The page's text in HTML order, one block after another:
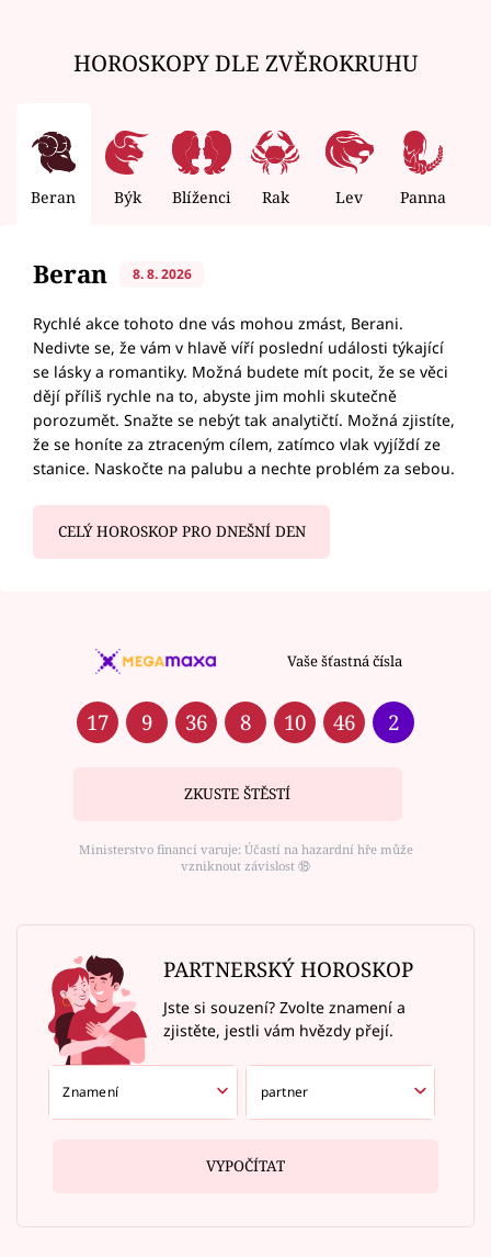
HOROSKOPY DLE ZVĚROKRUHU
Beran Býk Blíženci Rak Lev Panna
Beran 8. 8. 2026
Rychlé akce tohoto dne vás mohou zmást, Berani.
Nedivte se, že vám v hlavě víří poslední události týkající
se lásky a romantiky. Možná budete mít pocit, že se věci
dějí příliš rychle na to, abyste jim mohli skutečně
porozumět. Snažte se nebýt tak analytičtí. Možná zjistíte,
že se honíte za ztraceným cílem, zatímco vlak vyjíždí ze
stanice. Naskočte na palubu a nechte problém za sebou.
CELÝ HOROSKOP PRO DNEŠNÍ DEN
Vaše šťastná čísla
17 9 36 8 10 46 2
ZKUSTE ŠTĚSTÍ
Ministerstvo financí varuje: Účastí na hazardní hře může
vzniknout závislost ⑱
PARTNERSKÝ HOROSKOP
Jste si souzení? Zvolte znamení a
zjistěte, jestli vám hvězdy přejí.
VYPOČÍTAT